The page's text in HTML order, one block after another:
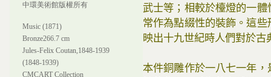
中環美術館版權所有
Music (1871)
Bronze266.7 cm
Jules-Felix Coutan,1848-1939
(1848-1939)
CMCART Collection
武士等；相較於檯燈的一
常作為點綴性的裝飾。這
映出十九世紀時人們對於古
本件銅雕作於一八七一年